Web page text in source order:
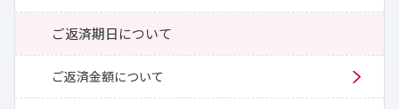
ご返済期日について
ご返済金額について